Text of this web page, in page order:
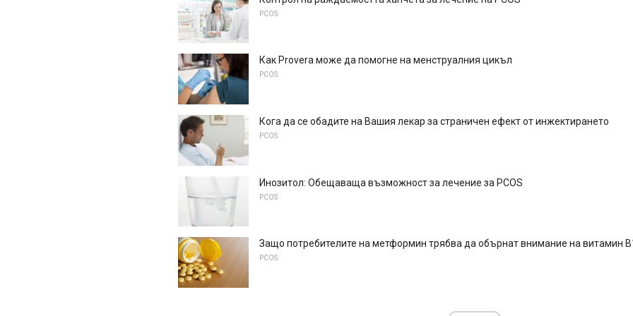
PCOS
Как Provera може да помогне на менструалния цикъл
PCOS
Кога да се обадите на Вашия лекар за страничен ефект от инжектирането
PCOS
Инозитол: Обещаваща възможност за лечение за PCOS
PCOS
Защо потребителите на метформин трябва да обърнат внимание на витамин
PCOS